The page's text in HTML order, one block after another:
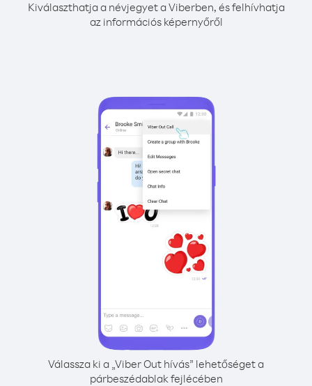
Kiválaszthatja a névjegyet a Viberben, és felhívhatja
az információs képernyőről
Válassza ki a „Viber Out hívás” lehetőséget a
párbeszédablak fejlécében